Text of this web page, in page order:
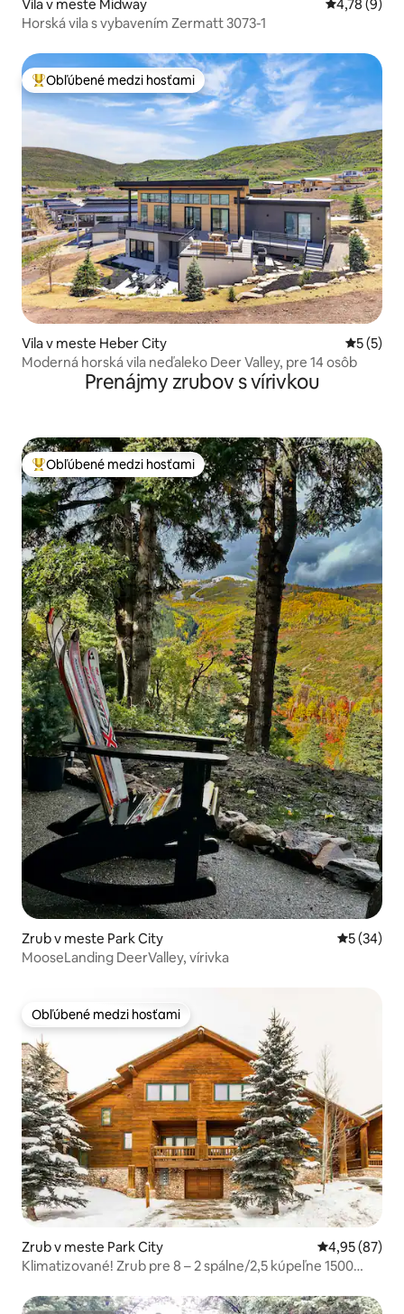
Vila v meste Midway Priemerné
4,78 (9)
Horská vila s vybavením Zermatt 3073-1
Najobľúbenejšie medzi hosťami
Obľúbené medzi hosťami
Vila v meste Heber City
5 (5)
Moderná horská vila neďaleko Deer Valley, pre 14 osôb
Prenájmy zrubov s vírivkou
Najobľúbenejšie medzi hosťami
Obľúbené medzi hosťami
Zrub v meste Park City
5 (34)
MooseLanding DeerValley, vírivka
Obľúbené medzi hosťami
Obľúbené medzi hosťami
Zrub v meste Park City Priemerné
4,95 (87)
Klimatizované! Zrub pre 8 – 2 spálne/2,5 kúpeľne 1500